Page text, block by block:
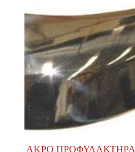
ΑΚΡΟ ΠΡΟΦΥΛΑΚΤΗΡΑ